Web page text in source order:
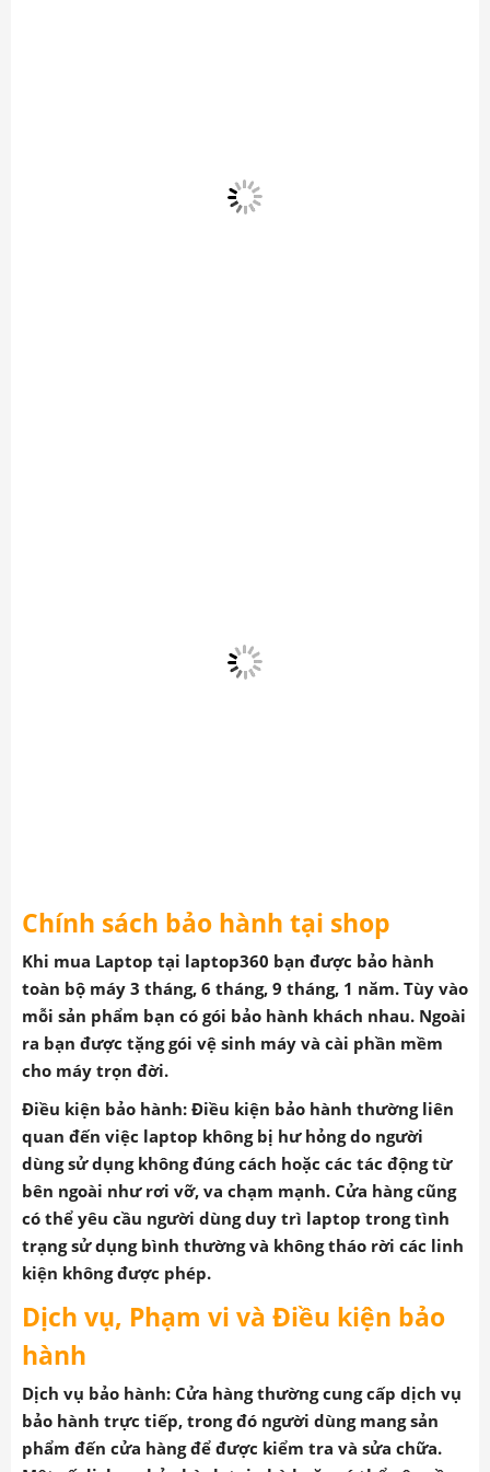
Chínhsách bảo hành tại shop
Khi mua Laptop tạilaptop360 bạn được bảo hành
toàn bộ máy 3 tháng, 6 tháng, 9 tháng, 1 năm. Tùy vào
mỗi sản phẩm bạn có gói bảo hành khách nhau. Ngoài
ra bạn được tặng gói vệ sinh máy và cài phần mềm
cho máy trọn đời.
quan đến việc laptop không bị hư hỏng do người
dùng sử dụng không đúng cách hoặc các tác động từ
có thể yêu cầu người dùng duy trì laptop trong tình
trạng sử dụng bình thường và không tháo rời các linh
kiện không được phép.